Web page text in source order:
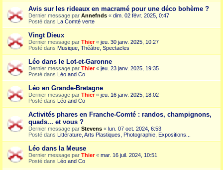
Avis sur les rideaux en macramé pour une déco bohème ?
Dernier message par Annefnds « dim. 02 févr. 2025, 0:47
Posté dans La Comté verte
Vingt Dieux
Dernier message par Thier« jeu. 30 janv. 2025, 10:27
Posté dans Musique, Théâtre, Spectacles
Léo dans le Lot-et-Garonne
Dernier message par Thier« jeu. 23 janv. 2025, 19:35
Posté dans Léo and Co
Léo en Grande-Bretagne
Dernier message par Thier« jeu. 16 janv. 2025, 18:02
Posté dans Léo and Co
Activités phares en Franche-Comté : randos, champignons,
quads... et vous ?
Dernier message par Stevens « lun. 07 oct. 2024, 6:53
Posté dans Littérature, Arts Plastiques, Photographie, Expositions...
Léo dans la Meuse
Dernier message par Thier« mar. 16 juil. 2024, 10:51
Posté dans Léo and Co